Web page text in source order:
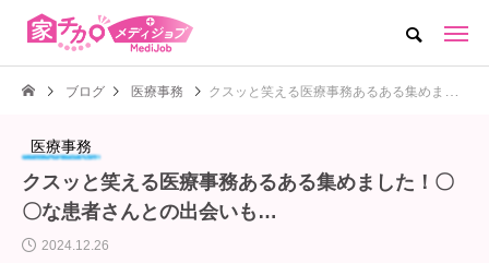
ブログ 医療事務 クスッと笑える医療事務あるある集めました！〇〇な患者さんとの出会いも…
医療事務
クスッと笑える医療事務あるある集めました！〇
〇な患者さんとの出会いも…
2024.12.26